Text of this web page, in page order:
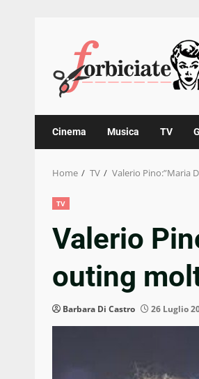
content
Cinema Musica TV
Home TV Valerio Pino:”Maria
TV
Valerio
outing
Barbara Di Castro 26 Luglio